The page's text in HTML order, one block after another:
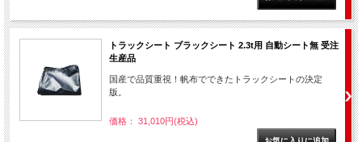
トラックシート ブラックシート 2.3t用 自動シート無 受注
生産品
国産で品質重視！帆布でできたトラックシートの決定
版。
価格： 31,010円(税込)